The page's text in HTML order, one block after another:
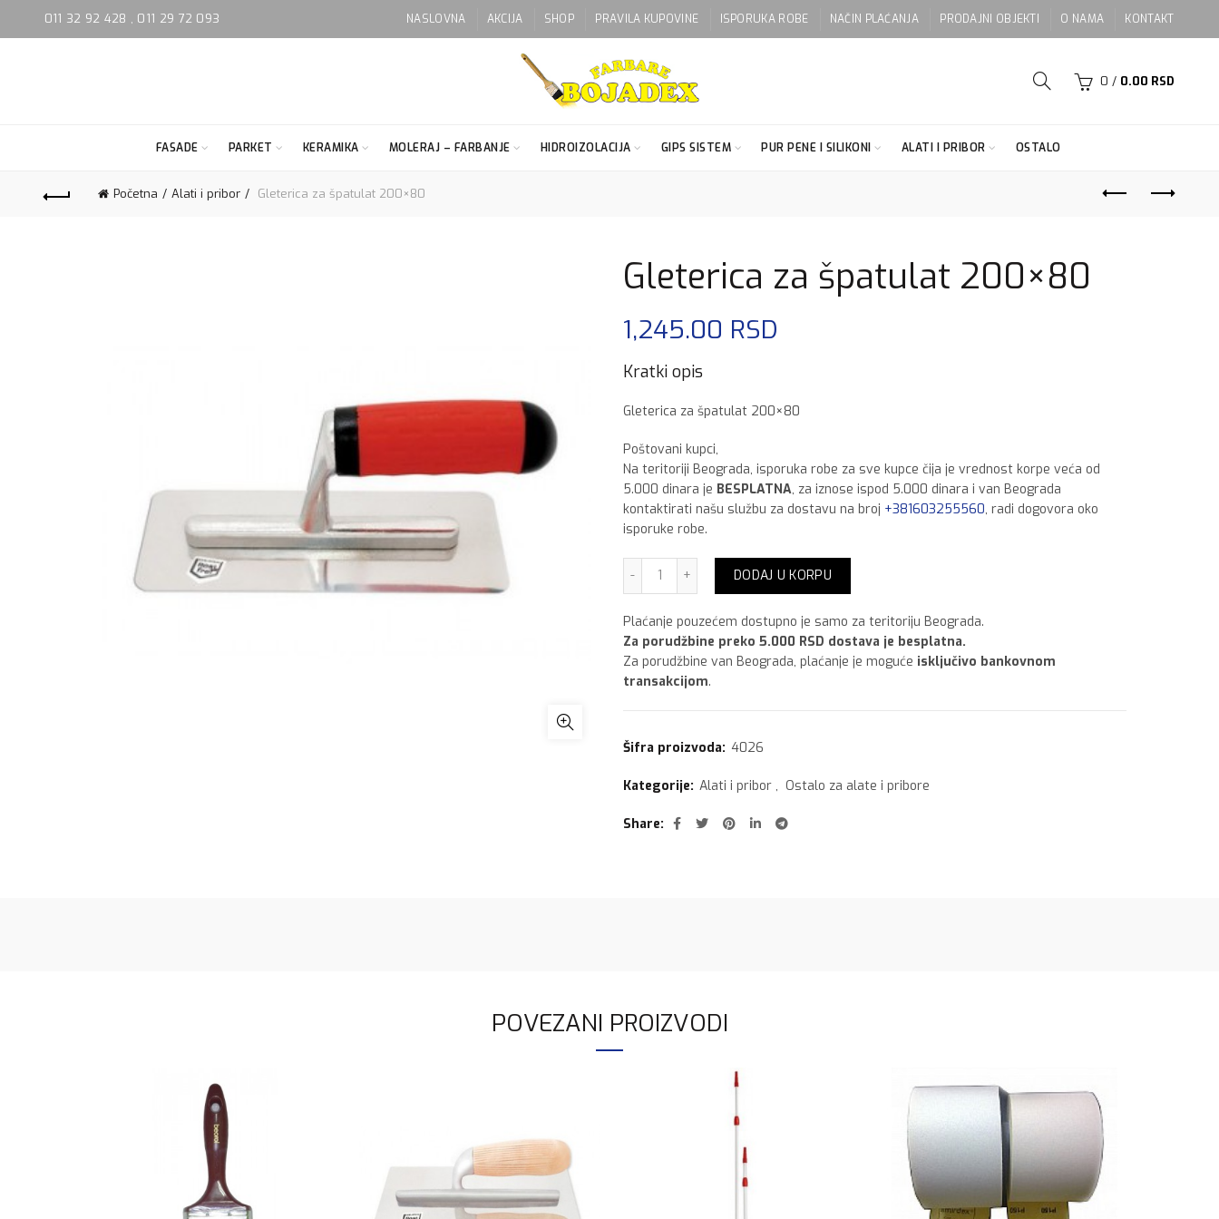
011 32 92 428 , 011 29 72 093 NASLOVNA AKCIJA SHOP PRAVILA KUPOVINE ISPORUKA ROBE NAČIN PLAĆANJA PRODAJNI OBJEKTI O NAMA KONTAKT
0 / 0.00 RSD
FASADE PARKET KERAMIKA MOLERAJ – FARBANJE HIDROIZOLACIJA GIPS SISTEM PUR PENE I SILIKONI ALATI I PRIBOR OSTALO
Početna Alati i pribor Gleterica za špatulat 200×80
Gleterica za špatulat 200×80
1,245.00 RSD
Kratki opis
Gleterica za špatulat 200×80
Poštovani kupci,
Na teritoriji Beograda, isporuka robe za sve kupce čija je vrednost korpe veća od
5.000 dinara je BESPLATNA, za iznose ispod 5.000 dinara i van Beograda
kontaktirati našu službu za dostavu na broj +381603255560, radi dogovora oko
isporuke robe.
Gleterica za špatulat 200x80 količina
DODAJ U KORPU
Plaćanje pouzećem dostupno je samo za teritoriju Beograda.
Za porudžbine preko 5.000 RSD dostava je besplatna.
Za porudžbine van Beograda, plaćanje je moguće isključivo bankovnom
transakcijom.
Šifra proizvoda: 4026
Kategorije: Alati i pribor , Ostalo za alate i pribore
Share
POVEZANI PROIZVODI